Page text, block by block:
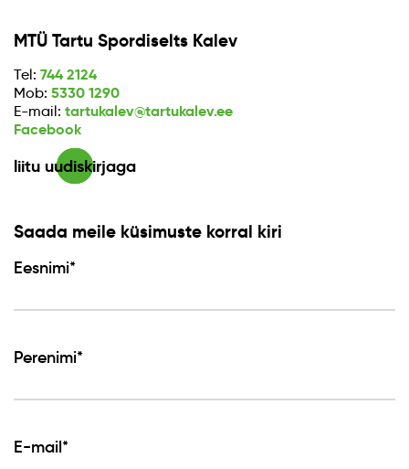
MTÜ Tartu Spordiselts Kalev
Tel: 744 2124
Mob: 5330 1290
E-mail: tartukalev@tartukalev.ee
Facebook
liitu uudiskirjaga
Saada meile küsimuste korral kiri
Eesnimi*
Perenimi*
E-mail*